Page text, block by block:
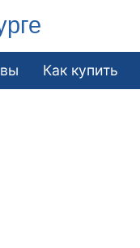
Как купить